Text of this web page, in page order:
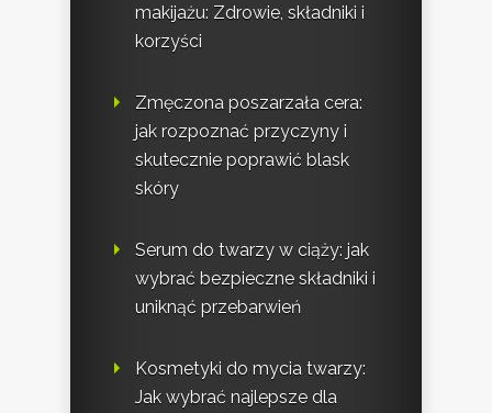
makijażu: Zdrowie, składniki i
korzyści
Zmęczona poszarzała cera:
jak rozpoznać przyczyny i
skutecznie poprawić blask
skóry
Serum do twarzy w ciąży: jak
wybrać bezpieczne składniki i
uniknąć przebarwień
Kosmetyki do mycia twarzy:
Jak wybrać najlepsze dla